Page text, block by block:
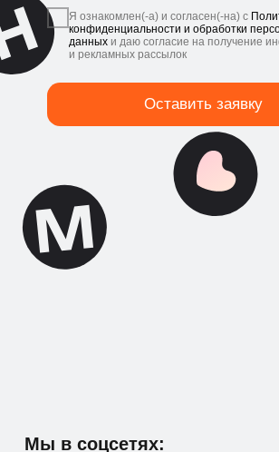
Адрес местонахождения (адрес для
корреспонденции): 115191, Россия, г. Москва,
Холодильный пер., д. 3, к. 1, стр. 6
Политика конфиденциальности и
обработки персональных данных
платформы Нетмонет
Политика конфиденциальности и обработки
персональных данных платформы Нетмонет
© 2018—2026 ООО «Системы благодарности».
Все права защищены